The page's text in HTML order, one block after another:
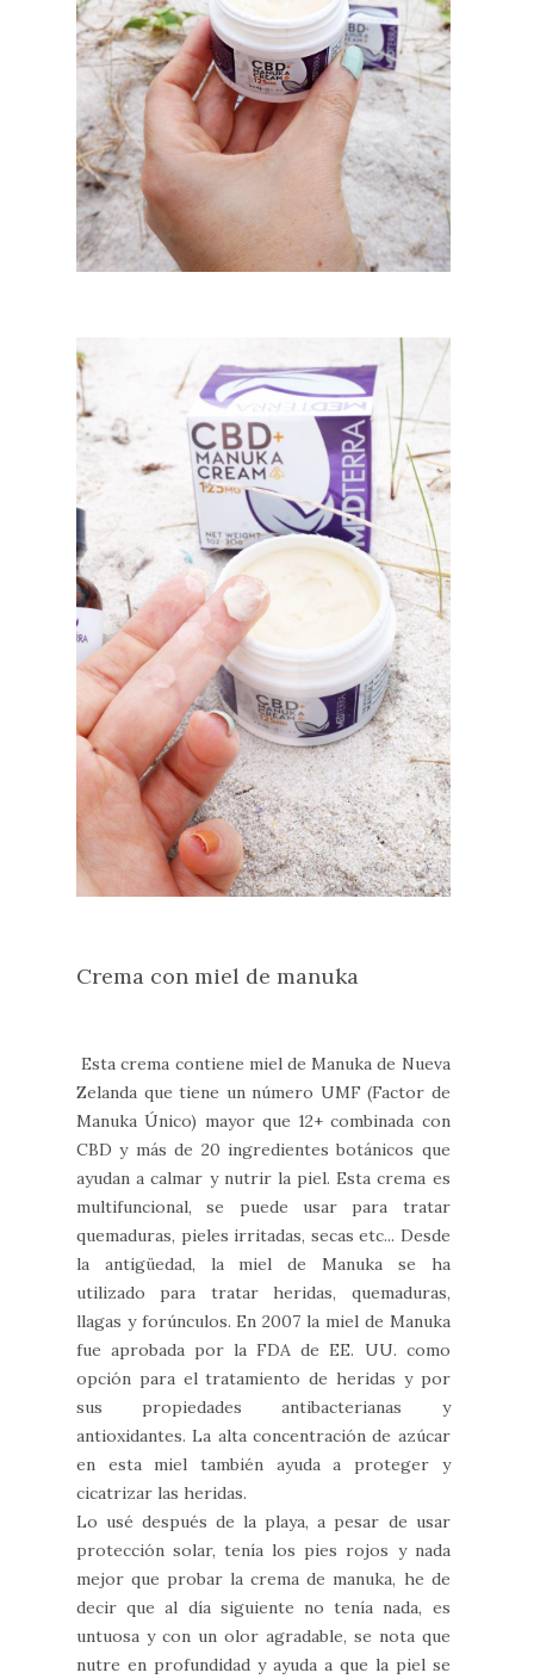
Crema con miel de manuka
Esta crema contiene miel de Manuka de Nueva
Zelanda que tiene un número UMF (Factor de
Manuka Único) mayor que 12+ combinada con
CBD y más de 20 ingredientes botánicos que
ayudan a calmar y nutrir la piel. Esta crema es
multifuncional, se puede usar para tratar
quemaduras, pieles irritadas, secas etc... Desde
la antigüedad, la miel de Manuka se ha
utilizado para tratar heridas, quemaduras,
llagas y forúnculos. En 2007 la miel de Manuka
fue aprobada por la FDA de EE. UU. como
opción para el tratamiento de heridas y por
sus propiedades antibacterianas y
antioxidantes. La alta concentración de azúcar
en esta miel también ayuda a proteger y
cicatrizar las heridas.
Lo usé después de la playa, a pesar de usar
protección solar, tenía los pies rojos y nada
mejor que probar la crema de manuka, he de
decir que al día siguiente no tenía nada, es
untuosa y con un olor agradable, se nota que
nutre en profundidad y ayuda a que la piel se